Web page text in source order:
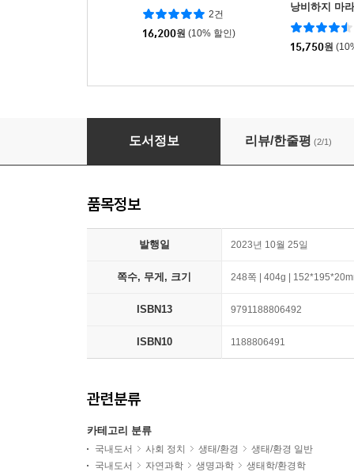
2건
16,200원 (10% 할인)
낭비하지 마라
15,750원
모두를 살리는 농사를 생각한다
도서정보 리뷰/한줄평 (2/1)
품목정보
발행일 2023년 10월 25일
쪽수, 무게, 크기 248쪽 | 404g |
ISBN13 9791188806492
ISBN10 1188806491
관련분류
카테고리 분류
국내도서 사회 정치 생태/환경
생태/환경 일반
국내도서
자연과학 생명과학
생태학/환경학